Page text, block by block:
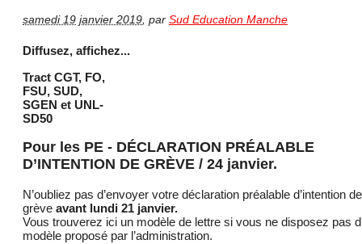
samedi 19 janvier 2019 par Sud Education Manche
Diffusez, affichez...
Tract CGT, FO,
FSU, SUD,
SGEN et UNL-
SD50
Pour les PE - DÉCLARATION PRÉALABLE
D’INTENTION DE GRÈVE / 24 janvier.
N’oubliez pas d’envoyer votre déclaration préalable d’intention de
grève avant lundi 21 janvier.
Vous trouverez ici un modèle de lettre si vous ne disposez pas
modèle proposé par l’administration.